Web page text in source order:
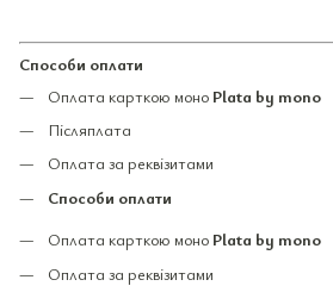
Способи оплати
Оплата карткою моно Plata by mono
Післяплата
Оплата за реквізитами
Способи оплати
Оплата карткою моно Plata by mono
Оплата за реквізитами